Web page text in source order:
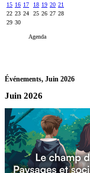
15 16 17 18 19 20 21
22 23 24 25 26 27 28
29 30
Agenda
Événements, Juin 2026
Juin 2026